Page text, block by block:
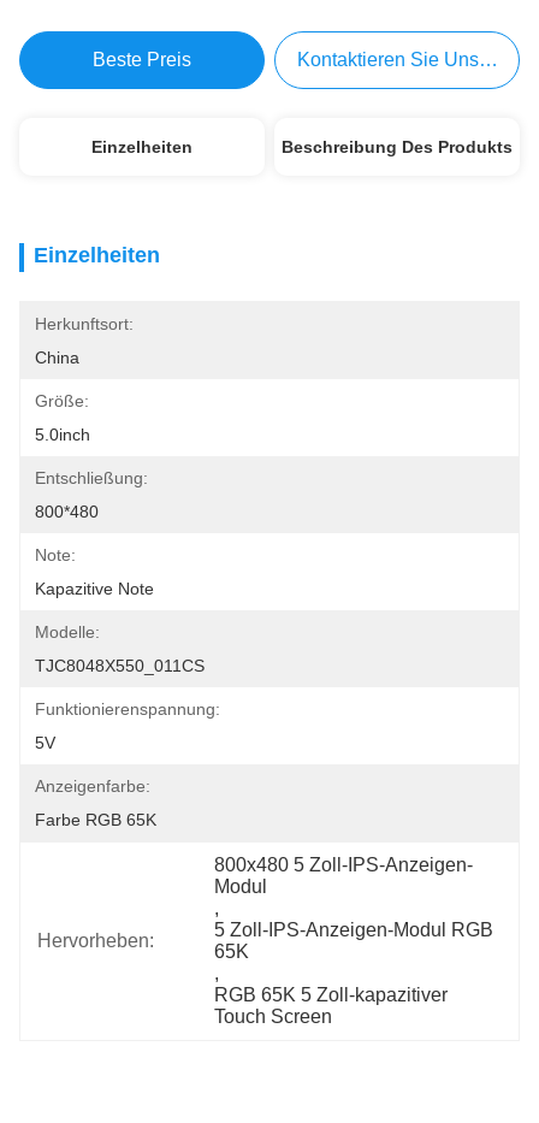
Beste Preis Kontaktieren Sie Uns Jetzt
Einzelheiten Beschreibung Des Produkts
Einzelheiten
Herkunftsort:
China
Größe:
5.0inch
Entschließung:
800*480
Note:
Kapazitive Note
Modelle:
TJC8048X550_011CS
Funktionierenspannung:
5V
Anzeigenfarbe:
Farbe RGB 65K
Hervorheben:
800x480 5 Zoll-IPS-Anzeigen-
Modul
,
5 Zoll-IPS-Anzeigen-Modul RGB
65K
,
RGB 65K 5 Zoll-kapazitiver
Touch Screen